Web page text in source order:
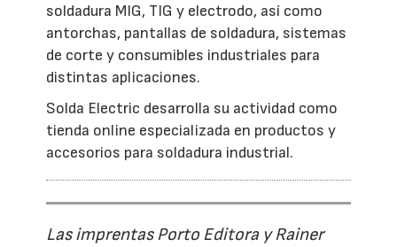
soldadura MIG, TIG y electrodo, así como
antorchas, pantallas de soldadura, sistemas
de corte y consumibles industriales para
distintas aplicaciones.
Solda Electric desarrolla su actividad como
tienda online especializada en productos y
accesorios para soldadura industrial.
Las imprentas Porto Editora y Rainer